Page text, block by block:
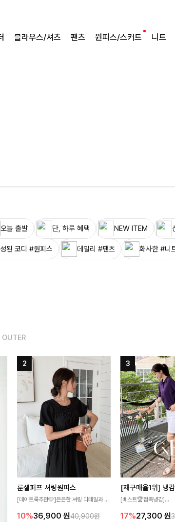
블라우스/셔츠 팬츠 원피스/스커트 니트
오늘 출발 단, 하루 혜택 NEW ITEM
된 코디 #원피스 데일리 #팬츠 화사한 #니
OUTER
룬셀퍼프 셔링원피스
[데이트룩추천🩷]은은한 셔링 디테일과 퍼
성해주는 원피스🤍 허리 스모크 밴딩이 슬
10%36,900 원40,900원
[베스트🏆접촉냉감]
고 가벼운 소재감으로 여
17%27,300 원